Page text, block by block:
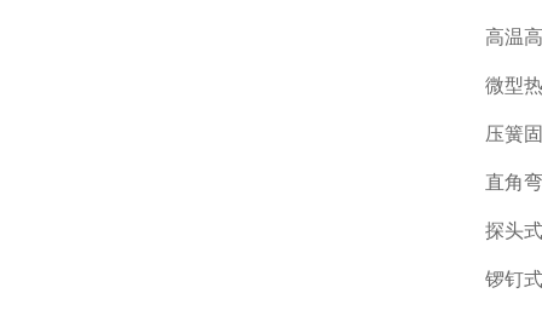
高温
微型
压簧
直角
探头
锣钉